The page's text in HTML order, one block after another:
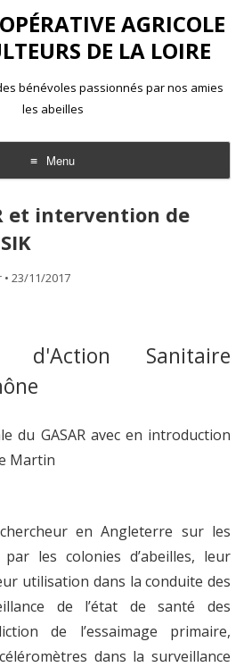
AGRICOLE
DE LA LOIRE
bénévoles passionnés par nos amies
les abeilles
Menu
et intervention de
• 23/11/2017
d'Action Sanitaire
du GASAR avec en introduction
Martin
en Angleterre sur les
les colonies d’abeilles, leur
utilisation dans la conduite des
de l’état desanté des
de l’essaimage primaire,
dans la surveillance